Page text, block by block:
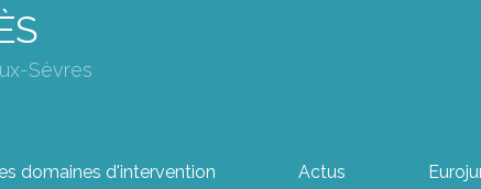
Sèvres
domaines d'intervention Actus